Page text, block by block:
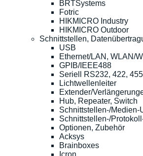
BRTSystems
Fotric
HIKMICRO Industry
HIKMICRO Outdoor
Schnittstellen,
USB
Ethernet/LAN, WLAN/
GPIB/IEEE488
Seriell RS232, 422,
Lichtwellenleiter
Extender/
Hub, Repeater, Switch
Schnittstellen-/Medien-
Schnittstellen-/
Optionen, Zubehör
Acksys
Brainboxes
Icron